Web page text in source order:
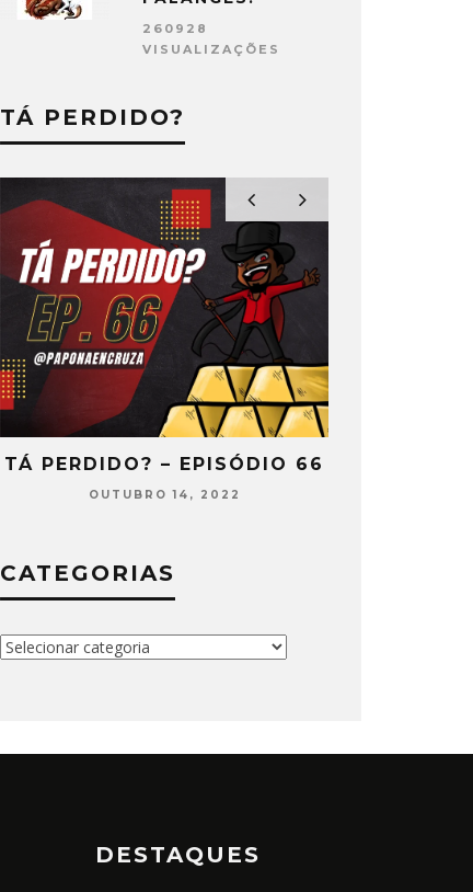
260928
VISUALIZAÇÕES
TÁ PERDIDO?
TÁ PERDIDO? – EPISÓDIO 66
OUTUBRO 14, 2022
CATEGORIAS
Categorias
DESTAQUES